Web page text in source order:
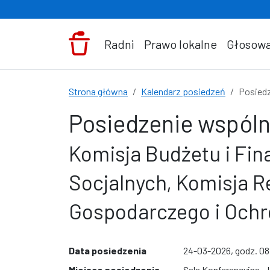
Radni Prawo lokalne
Strona główna Kalendarz posiedzeń
Posiedzenie
Komisja Budżetu i
Socjalnych, Komisja
Gospodarczego i
Data posiedzenia
24-03-2026, godz.